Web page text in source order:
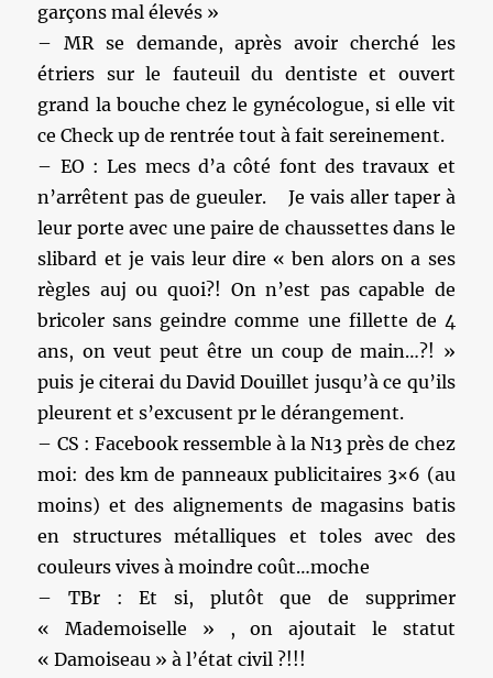
garçons mal élevés »
– MR se demande, après avoir cherché les
étriers sur le fauteuil du dentiste et ouvert
grand la bouche chez le gynécologue, si elle vit
ce Check up de rentrée tout à fait sereinement.
– EO : Les mecs d’a côté font des travaux et
n’arrêtent pas de gueuler. Je vais aller taper à
leur porte avec une paire de chaussettes dans le
slibard et je vais leur dire « ben alors on a ses
règles auj ou quoi?! On n’est pas capable de
bricoler sans geindre comme une fillette de 4
ans, on veut peut être un coup de main…?! »
puis je citerai du David Douillet jusqu’à ce qu’ils
pleurent et s’excusent pr le dérangement.
– CS : Facebook ressemble à la N13 près de chez
moi: des km de panneaux publicitaires 3×6 (au
moins) et des alignements de magasins batis
en structures métalliques et toles avec des
couleurs vives à moindre coût…moche
– TBr : Et si, plutôt que de supprimer
« Mademoiselle » , on ajoutait le statut
« Damoiseau » à l’état civil ?!!!